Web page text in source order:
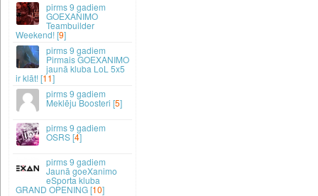
9 gadiem
GOEXANIMO
Teambuilder
Weekend! [9]
9 gadiem
Pirmais GOEXANIMO
jaunā kluba LoL 5x5
ir klāt! [11]
9 gadiem
Meklēju Boosteri [5]
9 gadiem
OSRS [4]
9 gadiem
Jaunā goeXanimo
eSporta kluba
GRAND OPENING [10]